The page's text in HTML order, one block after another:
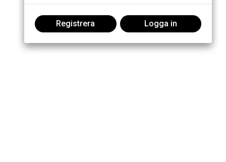
Registrera Logga in